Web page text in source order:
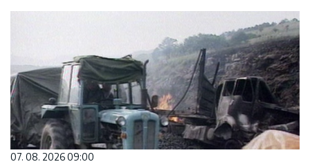
07. 08. 2026 09:00